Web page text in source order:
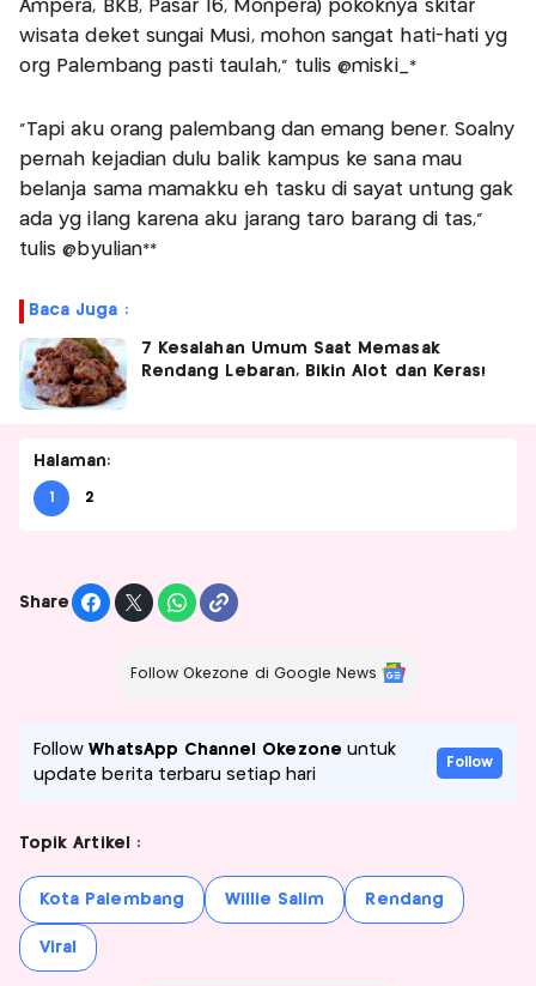
Ampera, BKB, Pasar 16, Monpera) pokoknya skitar
wisata deket sungai Musi, mohon sangat hati-hati yg
org Palembang pasti taulah,” tulis @miski_*
“Tapi aku orang palembang dan emang bener. Soalny
pernah kejadian dulu balik kampus ke sana mau
belanja sama mamakku eh tasku di sayat untung gak
ada yg ilang karena aku jarang taro barang di tas,”
tulis @byulian**
Baca Juga :
7 Kesalahan Umum Saat Memasak
Rendang Lebaran, Bikin Alot dan Keras!
Halaman:
1 2
Share
Follow Okezone di Google News
FollowWhatsApp Channel Okezone untuk
update berita terbaru setiap hari
Follow
Topik Artikel :
Kota Palembang Willie Salim Rendang
Viral